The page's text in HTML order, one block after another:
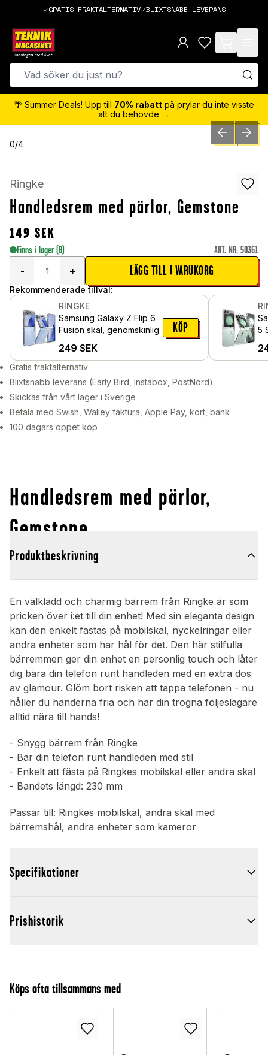
GRATIS FRAKTALTERNATIV BLIXTSNABB LEVERANS
items in cart,
🌴 Summer Deals! Upp till 70% rabatt på prylar du inte visste
att du behövde →
0/4 PREVIOUSNEXT
Ringke
Handledsrem med pärlor, Gemstone
149 SEK
Finns i lager (8) ART. NR: 50361
-
+ LÄGG TILL I VARUKORG
Rekommenderade tillval:
RINGKE
Samsung Galaxy Z Flip 6
Fusion skal, genomskinlig
249 SEK
KÖP
5
Gratis fraktalternativ
Blixtsnabb leverans (Early Bird, Instabox, PostNord)
Skickas från vårt lager i Sverige
Betala med Swish, Walley faktura, Apple Pay, kort, bank
100 dagars öppet köp
Handledsrem med pärlor,
Gemstone
Produktbeskrivning
En välklädd och charmig bärrem från Ringke är som
pricken över i:et till din enhet! Med sin eleganta design
kan den enkelt fästas på mobilskal, nyckelringar eller
andra enheter som har hål för det. Den här stilfulla
bärremmen ger din enhet en personlig touch och låter
dig bära din telefon runt handleden med en extra dos
av glamour. Glöm bort risken att tappa telefonen - nu
håller du händerna fria och har din trogna följeslagare
alltid nära till hands!
- Snygg bärrem från Ringke
- Bär din telefon runt handleden med stil
- Enkelt att fästa på Ringkes mobilskal eller andra skal
- Bandets längd: 230 mm
Passar till: Ringkes mobilskal, andra skal med
bärremshål, andra enheter som kameror
Specifikationer
Prishistorik
Köps ofta tillsammans med